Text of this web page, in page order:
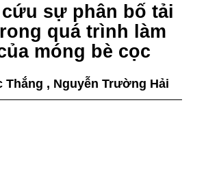
sự phân bố tải
quá trình làm
móng bè cọc
Thắng , Nguyễn Trường Hải